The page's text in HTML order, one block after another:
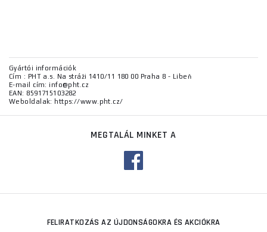
Gyártói információk
Cím : PHT a.s. Na stráži 1410/11 180 00 Praha 8 - Libeň
E-mail cím: info@pht.cz
EAN: 8591715103282
Weboldalak: https://www.pht.cz/
MEGTALÁL MINKET A
FELIRATKOZÁS AZ ÚJDONSÁGOKRA ÉS AKCIÓKRA